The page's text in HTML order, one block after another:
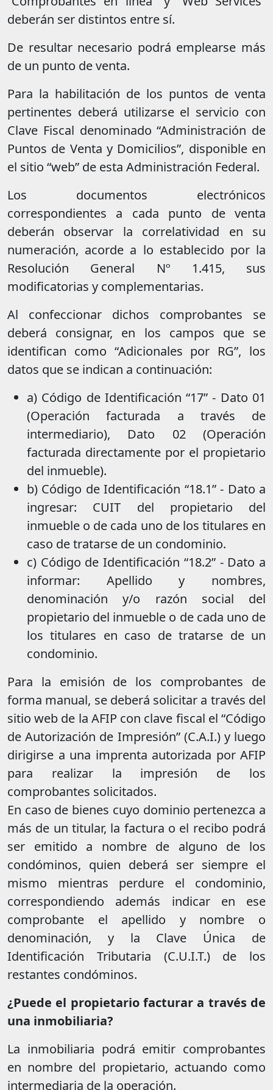
deberán ser distintos entre sí.
De resultar necesario podrá emplearse más
de un punto de venta.
Para la habilitación de los puntos de venta
pertinentes deberá utilizarse el servicio con
Clave Fiscal denominado “Administración de
Puntos de Venta y Domicilios”, disponible en
el sitio “web” de esta Administración Federal.
Los documentos electrónicos
correspondientes a cada punto de venta
deberán observar la correlatividad en su
numeración, acorde a lo establecido por la
Resolución General Nº 1.415, sus
modificatorias y complementarias.
Al confeccionar dichos comprobantes se
deberá consignar, en los campos que se
identifican como “Adicionales por RG”, los
datos que se indican a continuación:
a) Código de Identificación “17” - Dato 01
(Operación facturada a través de
intermediario), Dato 02 (Operación
facturada directamente por el propietario
del inmueble).
b) Código de Identificación “18.1” - Dato a
ingresar: CUIT del propietario del
inmueble o de cada uno de los titulares en
caso de tratarse de un condominio.
c) Código de Identificación “18.2” - Dato a
informar: Apellido y nombres,
denominación y/o razón social del
propietario del inmueble o de cada uno de
los titulares en caso de tratarse de un
condominio.
Para la emisión de los comprobantes de
forma manual, se deberá solicitar a través del
sitio web de la AFIP con clave fiscal el “Código
de Autorización de Impresión” (C.A.I.) y luego
dirigirse a una imprenta autorizada por AFIP
para realizar la impresión de los
comprobantes solicitados.
En caso de bienes cuyo dominio pertenezca a
más de un titular, la factura o el recibo podrá
ser emitido a nombre de alguno de los
condóminos, quien deberá ser siempre el
mismo mientras perdure el condominio,
correspondiendo además indicar en ese
comprobante el apellido y nombre o
denominación, y la Clave Única de
Identificación Tributaria (C.U.I.T.) de los
restantes condóminos.
¿Puede el propietario facturar a través de
una inmobiliaria?
La inmobiliaria podrá emitir comprobantes
en nombre del propietario, actuando como
intermediaria de la operación.